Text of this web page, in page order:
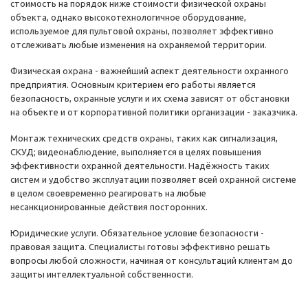
стоимость на порядок ниже стоимости физической охраны
объекта, однако высокотехнологичное оборудование,
используемое для пультовой охраны, позволяет эффективно
отслеживать любые изменения на охраняемой территории.
Физическая охрана - важнейший аспект деятельности охранного
предприятия. Основным критерием его работы является
безопасность, охранные услуги и их схема зависят от обстановки
на объекте и от корпоративной политики организации - заказчика.
Монтаж технических средств охраны, таких как сигнализация,
СКУД; видеонаблюдение, выполняется в целях повышения
эффективности охранной деятельности. Надёжность таких
систем и удобство эксплуатации позволяет всей охранной системе
в целом своевременно реагировать на любые
несанкционированные действия посторонних.
Юридические услуги. Обязательное условие безопасности -
правовая защита. Специалисты готовы эффективно решать
вопросы любой сложности, начиная от консультаций клиентам до
защиты интеллектуальной собственности.